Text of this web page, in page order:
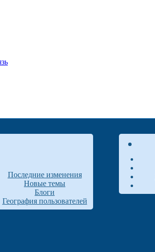
Последние изменения
Новые темы
Блоги
География пользователей